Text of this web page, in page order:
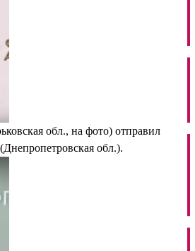
обл., на фото) отправил
обл.).